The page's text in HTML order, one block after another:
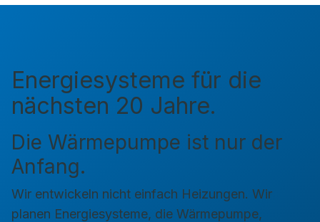
Energiesysteme für die
nächsten 20 Jahre.
Die Wärmepumpe ist nur der
Anfang.
Wir entwickeln nicht einfach Heizungen. Wir
planen Energiesysteme, die Wärmepumpe,